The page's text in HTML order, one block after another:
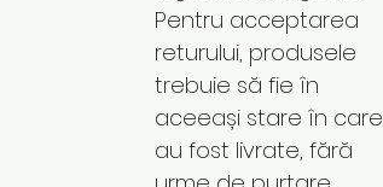
Pentru acceptarea
returului, produsele
trebuie să fie în
aceeași stare în care
au fost livrate, fără